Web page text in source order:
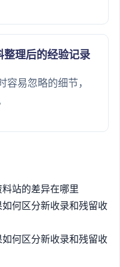
整理后的经验记录
容易忽略的细节，
站的差异在哪里
何区分新收录和残留收
何区分新收录和残留收